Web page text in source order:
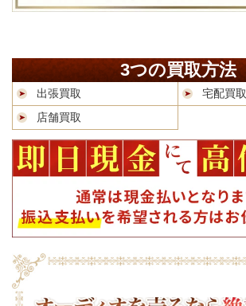
3つの買取方法
出張買取
宅配買取
店舗買取